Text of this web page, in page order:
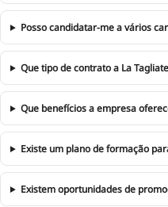
Posso candidatar-me a vários
Que tipo de contrato a La
Que benefícios a empresa
Existe um plano de formação
Existem oportunidades de